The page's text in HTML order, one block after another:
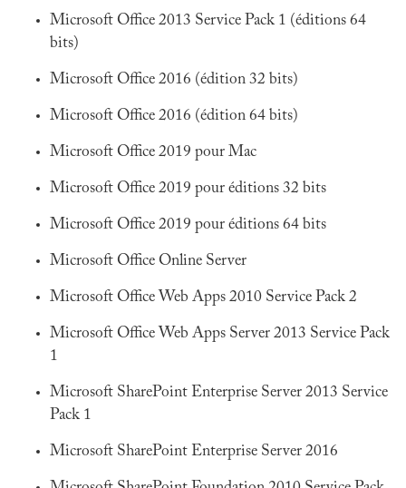
Microsoft Office 2013 Service Pack 1 (éditions 64
bits)
Microsoft Office 2016 (édition 32 bits)
Microsoft Office 2016 (édition 64 bits)
Microsoft Office 2019 pour Mac
Microsoft Office 2019 pour éditions 32 bits
Microsoft Office 2019 pour éditions 64 bits
Microsoft Office Online Server
Microsoft Office Web Apps 2010 Service Pack 2
Microsoft Office Web Apps Server 2013 Service Pack
1
Microsoft SharePoint Enterprise Server 2013 Service
Pack 1
Microsoft SharePoint Enterprise Server 2016